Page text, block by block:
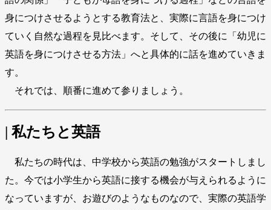
身につけさせるようとする教育法と、実際に言語を身につけ
ていく自然な過程を見比べます。そして、その後に「幼児に
英語を身につけさせる方法」へと具体的に話を進めていきま
す。
それでは、順番に進めて参りましょう。
| 私たちと英語
私たちの時代は、中学校から英語の勉強がスタートしまし
た。今では小学生から英語に接する機会が与えられるように
なっていますが、お遊びのようなものなので、実際の英語学